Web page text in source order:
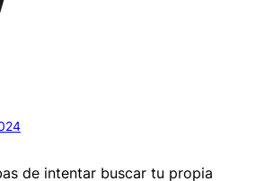
de intentar buscar tu propia